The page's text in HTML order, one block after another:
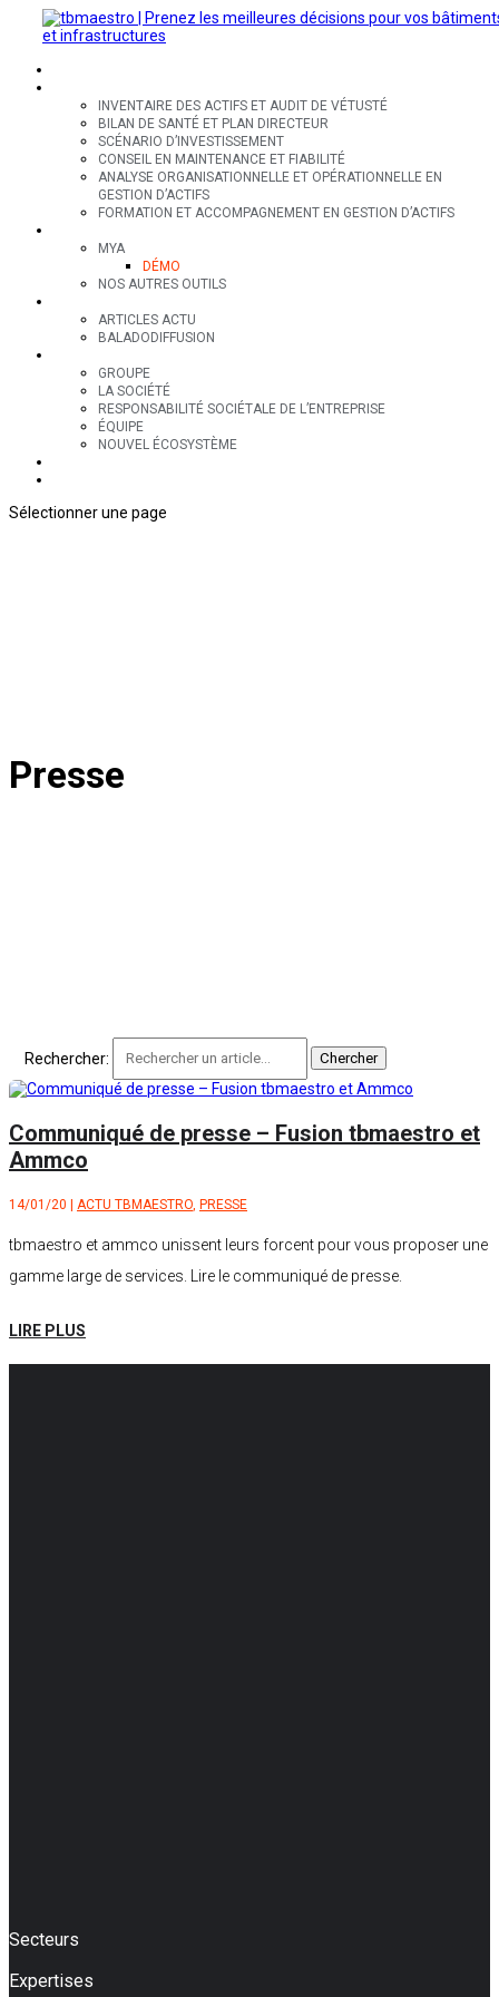
INVENTAIRE DES ACTIFS ET AUDIT DE VÉTUSTÉ
BILAN DE SANTÉ ET PLAN DIRECTEUR
SCÉNARIO D’INVESTISSEMENT
CONSEIL EN MAINTENANCE ET FIABILITÉ
ANALYSE ORGANISATIONNELLE ET OPÉRATIONNELLE EN
GESTION D’ACTIFS
FORMATION ET ACCOMPAGNEMENT EN GESTION D’ACTIFS
MYA
DÉMO
NOS AUTRES OUTILS
ARTICLES ACTU
BALADODIFFUSION
GROUPE
LA SOCIÉTÉ
RESPONSABILITÉ SOCIÉTALE DE L’ENTREPRISE
ÉQUIPE
NOUVEL ÉCOSYSTÈME
Sélectionner une page
Presse
Rechercher:
Communiqué de presse – Fusion tbmaestro et
Ammco
14/01/20 | ACTU TBMAESTRO PRESSE
tbmaestro et ammco unissent leurs forcent pour vous proposer une
gamme large de services. Lire le communiqué de presse.
LIRE PLUS
Secteurs
Expertises